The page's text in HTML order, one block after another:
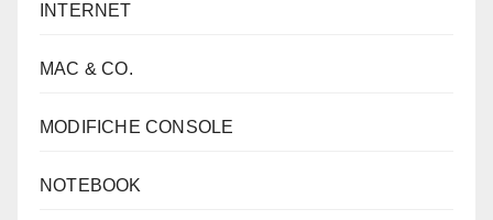
INTERNET
MAC & CO.
MODIFICHE CONSOLE
NOTEBOOK